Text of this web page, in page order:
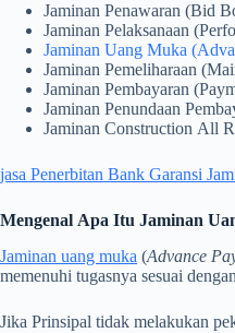
Jaminan Penawaran (Bid
Jaminan Pelaksanaan
Jaminan Uang Muka
Jaminan Pemeliharaan
Jaminan Pembayaran
Jaminan Penundaan
Jaminan Construction All
jasa Penerbitan Bank Garansi
Mengenal Apa Itu Jaminan
Jaminan uang muka (Advance
memenuhi tugasnya sesuai
Jika Prinsipal tidak melakukan